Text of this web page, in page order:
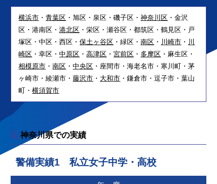
横浜市 ・青葉区 ・旭区・泉区・磯子区・神奈川区 ・金沢
区・港南区・港北区 ・栄区・瀬谷区・都筑区・鶴見区・戸
塚区・中区・西区・保土ヶ谷区 ・緑区・南区 ・ 川崎市 ・ 川
崎区 ・幸区・中原区 ・高津区 ・宮前区 ・ 多摩区 ・麻生区・
相模原市 ・南区 ・中央区 ・座間市・海老名市・寒川町・茅
ヶ崎市・綾瀬市・藤沢市 ・ 大和市 ・鎌倉市・逗子市・葉山
町・横須賀市
神奈川県での実績
警備実績1 私立女子中学・高校